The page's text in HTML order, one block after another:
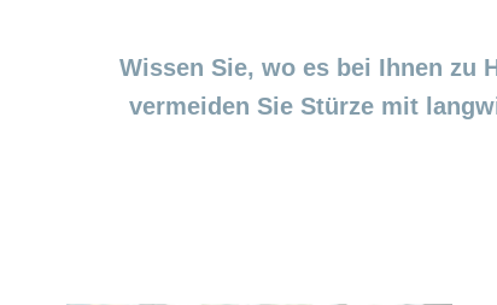
Wissen Sie, wo es bei Ihnen zu
vermeiden Sie Stürze mit